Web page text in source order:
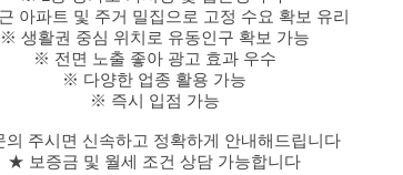
아파트 및 주거 밀집으로 고정 수요 확보 유리
※ 생활권 중심 위치로 유동인구 확보 가능
※ 전면 노출 좋아 광고 효과 우수
※ 다양한 업종 활용 가능
※ 즉시 입점 가능
주시면 신속하고 정확하게 안내해드립니다
★ 보증금 및 월세 조건 상담 가능합니다